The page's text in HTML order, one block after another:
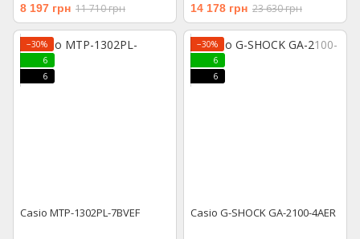
8 197 грн 11 710 грн 14 178 грн 23 630 грн
−30%
6
6
Casio MTP-1302PL-7BVEF
−30%
6
6
Casio G-SHOCK GA-2100-4AER